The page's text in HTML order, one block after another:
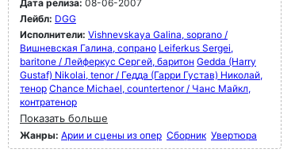
Дата релиза: 08-06-2007
Лейбл: DGG
Исполнители: Vishnevskaya Galina, soprano /
Вишневская Галина, сопрано Leiferkus Sergei,
baritone / Лейферкус Сергей, баритон Gedda (Harry
Gustaf) Nikolai, tenor / Гедда (Гарри Густав) Николай,
тенор Chance Michael, countertenor / Чанс Майкл,
контратенор
Показать больше
Жанры: Арии и сцены из опер Сборник Увертюра